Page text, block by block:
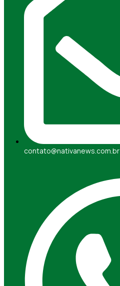
contato@nativanews.com.br